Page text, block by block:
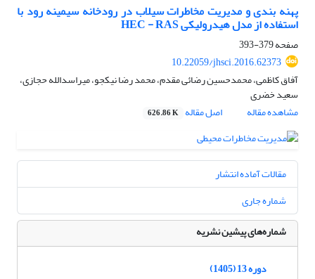
پهنه بندی و مدیریت مخاطرات سیلاب در رودخانه سیمینه رود با
استفاده از مدل هیدرولیکی HEC - RAS
صفحه379-393
10.22059/jhsci.2016.62373
آفاق کاظمی، محمدحسین رضائی مقدم، محمد رضا نیکجو، میراسدالله حجازی،
سعید خضری
مشاهده مقاله
اصل مقاله 626.86 K
مقالات آماده انتشار
شماره جاری
شماره‌های پیشین نشریه
دوره 13 (1405)